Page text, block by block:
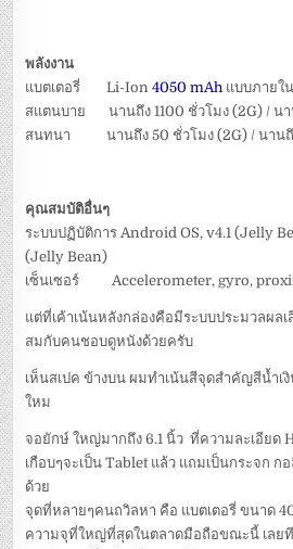
พลังงาน
แบตเตอรี่ Li-Ion4050 mAh แบบภายใ
สแตนบาย นานถึง 1100 ชั่วโมง (2G) / นา
สนทนา นานถึง 50 ชั่วโมง (2G) / นานถึ
คุณสมบัติอื่นๆ
ระบบปฏิบัติการ Android OS, v4.1 (Jelly
(Jelly Bean)
เซ็นเซอร์ Accelerometer, gyro,
แต่ที่เค้าเน้นหลังกล่องคือมีระบบประมวลผล
สมกับคนชอบดูหนังด้วยครับ
เห็นสเปค ข้างบน ผมทำเน้นสีจุดสำคัญสีน้ำเงิ
ใหม
จอยักษ์ ใหญ่มากถึง 6.1 นิ้ว ที่ความละเอียด
เกือบๆจะเป็น Tablet แล้ว แถมเป็นกระจก ก
ด้วย
จุดที่หลายๆคนถวิลหา คือ แบตเตอรี่ ขนาด
ความจุที่ใหญ่ที่สุดในตลาดมือถือขณะนี้ เลย